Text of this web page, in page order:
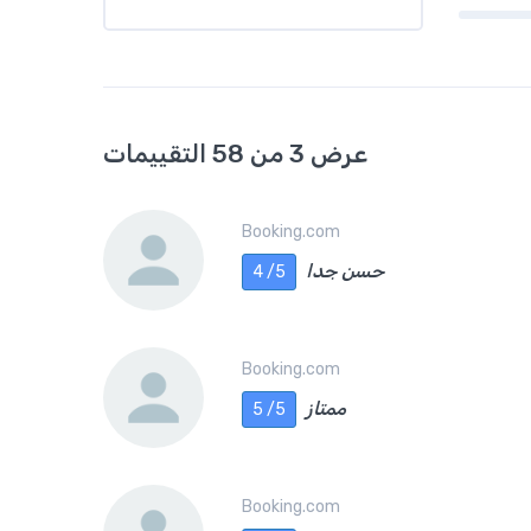
عرض 3 من 58 التقييمات
Booking.com
4 /5
حسن جدا
Booking.com
5 /5
ممتاز
Booking.com